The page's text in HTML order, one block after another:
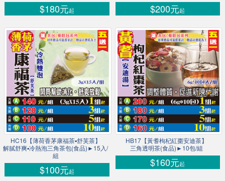
$180元起 $200元起
HC16【薄荷香茅康福茶▪舒芙茶】
解膩舒爽▪冷熱泡三角茶包(食品)►15入/
組
$100元起
HB17【黃耆枸杞紅棗安迪茶】
三角透明茶(食品)►10包/組
$160元起